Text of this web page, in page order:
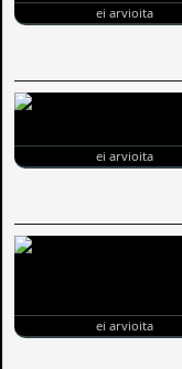
ei arvioita
ei arvioita
ei arvioita